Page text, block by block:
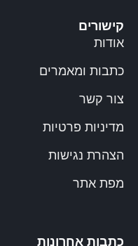
קישורים
אודות
כתבות ומאמרים
צור קשר
מדיניות פרטיות
הצהרת נגישות
מפת אתר
כתבות אחרונות